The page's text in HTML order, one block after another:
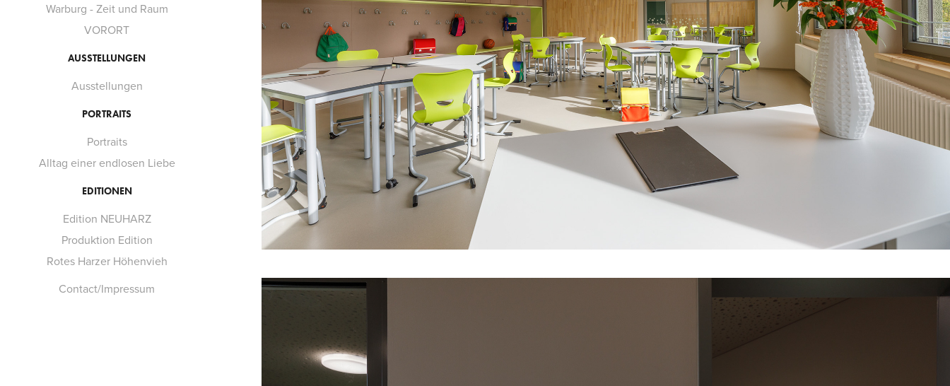
Warburg - Zeit und Raum
VORORT
AUSSTELLUNGEN
Ausstellungen
PORTRAITS
Portraits
Alltag einer endlosen Liebe
EDITIONEN
Edition NEUHARZ
Produktion Edition
Rotes Harzer Höhenvieh
Contact/Impressum